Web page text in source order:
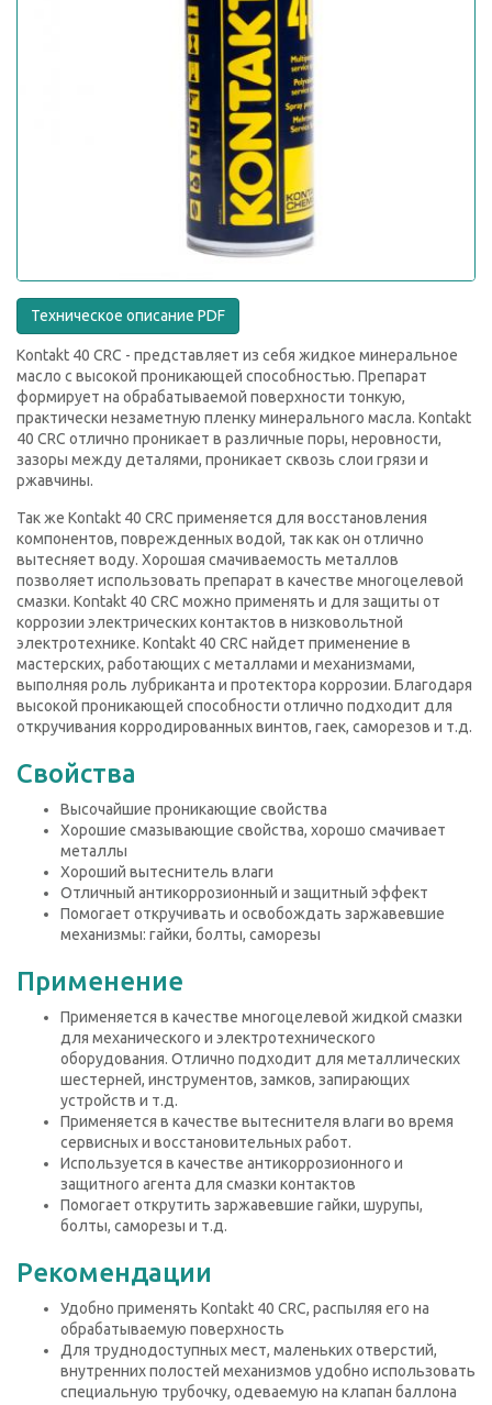
Техническое описание PDF
Kontakt 40 CRC - представляет из себя жидкое минеральное
масло с высокой проникающей способностью. Препарат
формирует на обрабатываемой поверхности тонкую,
практически незаметную пленку минерального масла. Kontakt
40 CRC отлично проникает в различные поры, неровности,
зазоры между деталями, проникает сквозь слои грязи и
ржавчины.
Так же Kontakt 40 CRC применяется для восстановления
компонентов, поврежденных водой, так как он отлично
вытесняет воду. Хорошая смачиваемость металлов
позволяет использовать препарат в качестве многоцелевой
смазки. Kontakt 40 CRC можно применять и для защиты от
коррозии электрических контактов в низковольтной
электротехнике. Kontakt 40 CRC найдет применение в
мастерских, работающих с металлами и механизмами,
выполняя роль лубриканта и протектора коррозии. Благодаря
высокой проникающей способности отлично подходит для
откручивания корродированных винтов, гаек, саморезов и т.д.
Свойства
Высочайшие проникающие свойства
Хорошие смазывающие свойства, хорошо смачивает
металлы
Хороший вытеснитель влаги
Отличный антикоррозионный и защитный эффект
Помогает откручивать и освобождать заржавевшие
механизмы: гайки, болты, саморезы
Применение
Применяется в качестве многоцелевой жидкой смазки
для механического и электротехнического
оборудования. Отлично подходит для металлических
шестерней, инструментов, замков, запирающих
устройств и т.д.
Применяется в качестве вытеснителя влаги во время
сервисных и восстановительных работ.
Используется в качестве антикоррозионного и
защитного агента для смазки контактов
Помогает открутить заржавевшие гайки, шурупы,
болты, саморезы и т.д.
Рекомендации
Удобно применять Kontakt 40 CRC, распыляя его на
обрабатываемую поверхность
Для труднодоступных мест, маленьких отверстий,
внутренних полостей механизмов удобно использовать
специальную трубочку, одеваемую на клапан баллона